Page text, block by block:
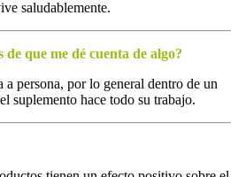
saludablemente.
que me dé cuenta de algo?
a persona, por lo general dentro de un
suplemento hace todo su trabajo.